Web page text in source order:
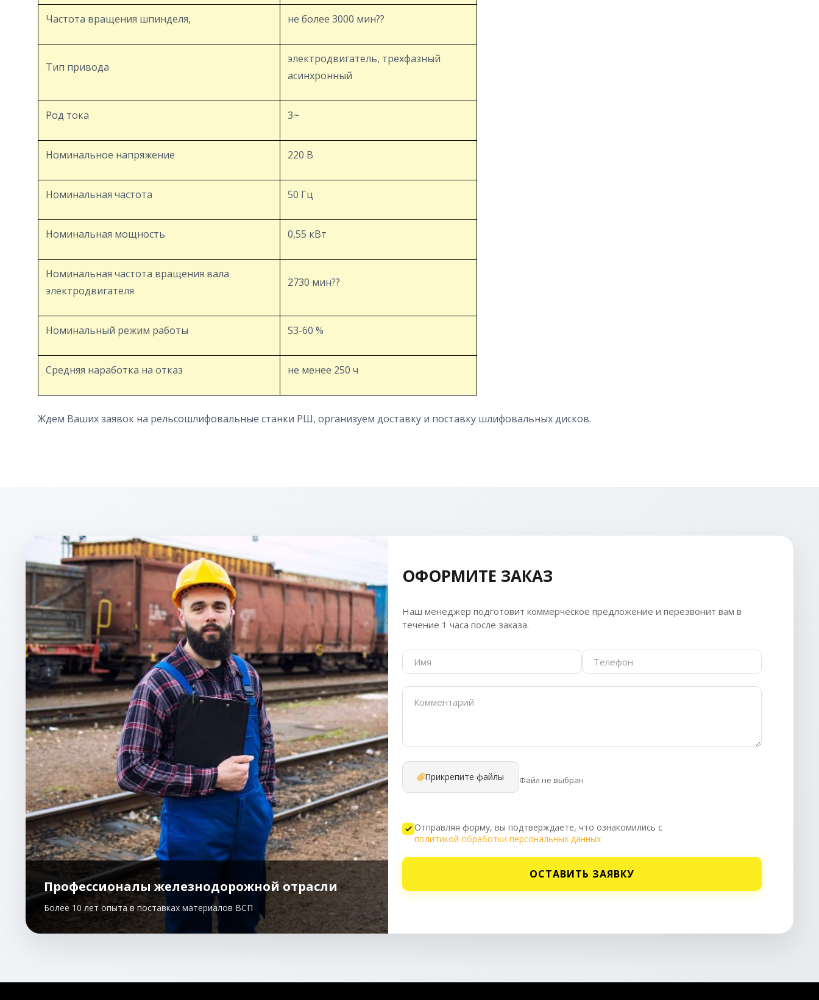
Частота вращения шпинделя, не более 3000 мин??
Тип привода
электродвигатель, трехфазный
асинхронный
Род тока 3~
Номинальное напряжение 220 В
Номинальная частота 50 Гц
Номинальная мощность 0,55 кВт
Номинальная частота вращения вала
электродвигателя
2730 мин??
Номинальный режим работы S3-60 %
Средняя наработка на отказ не менее 250 ч
Ждем Ваших заявок на рельсошлифовальные станки РШ, организуем доставку и поставку шлифовальных дисков.
Профессионалы железнодорожной отрасли
Более 10 лет опыта в поставках материалов ВСП
ОФОРМИТЕ ЗАКАЗ
Наш менеджер подготовит коммерческое предложение и перезвонит вам в
течение 1 часа после заказа.
Прикрепите файлы Файл не выбран
Отправляя форму, вы подтверждаете, что ознакомились с
политикой обработки персональных данных
ОСТАВИТЬ ЗАЯВКУ